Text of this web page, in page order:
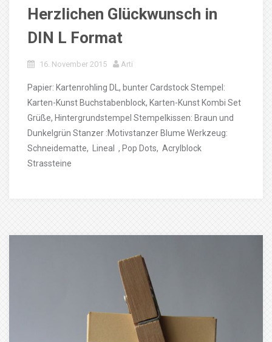
Herzlichen Glückwunsch in
DIN L Format
16. November 2015 Arti
Papier: Kartenrohling DL, bunter Cardstock Stempel:
Karten-Kunst Buchstabenblock, Karten-Kunst Kombi Set
Grüße, Hintergrundstempel Stempelkissen: Braun und
Dunkelgrün Stanzer :Motivstanzer Blume Werkzeug:
Schneidematte, Lineal , Pop Dots, Acrylblock
Strassteine